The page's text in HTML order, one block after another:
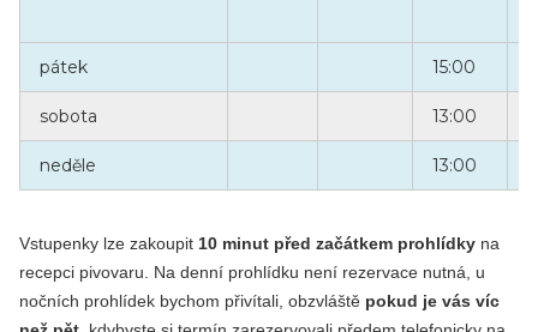
pátek 15:00
sobota 13:00
neděle 13:00
Vstupenky lze zakoupit 10 minut před začátkem prohlídky na
recepci pivovaru. Na denní prohlídku není rezervace nutná, u
nočních prohlídek bychom přivítali, obzvláště pokud je vás víc